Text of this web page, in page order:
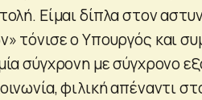
Είμαι δίπλα στον
τόνισε ο Υπουργός και
σύγχρονη με σύγχρονο
φιλική απέναντι